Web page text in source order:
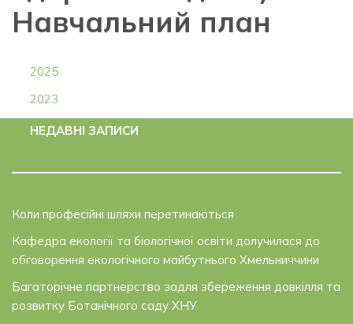
Навчальний план
2025
2023
НЕДАВНІ ЗАПИСИ
Коли професійні шляхи перетинаються
Кафедра екології та біологічної освіти долучилася до
обговорення екологічного майбутнього Хмельниччини
Багаторічне партнерство задля збереження довкілля та
розвитку Ботанічного саду ХНУ